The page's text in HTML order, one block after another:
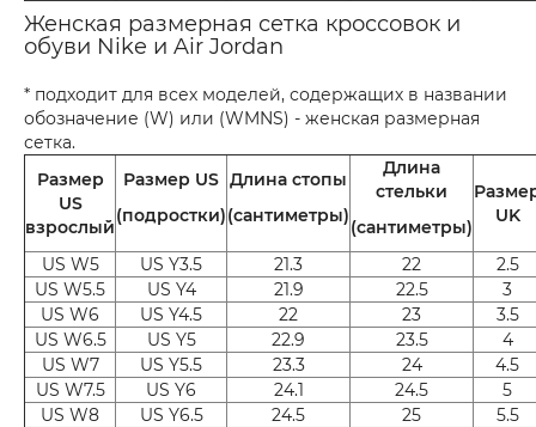
Женская размерная сетка кроссовок и
обуви Nike и Air Jordan
* подходит для всех моделей, содержащих в названии
обозначение (W) или (WMNS) - женская размерная
сетка.
Размер
US
взрослый
Размер US
(подростки)
Длина стопы
(сантиметры)
Длина
стельки
(сантиметры)
UK
US W5 US Y3.5 21.3 22
2.5
US W5.5
US Y4 21.9 22.5
3
US W6
US Y4.5 22 23
3.5
US W6.5
US Y5 22.9 23.5
4
US W7
US Y5.5 23.3 24
4.5
US W7.5
US Y6 24.1 24.5
5
US W8
US Y6.5 24.5 25
5.5